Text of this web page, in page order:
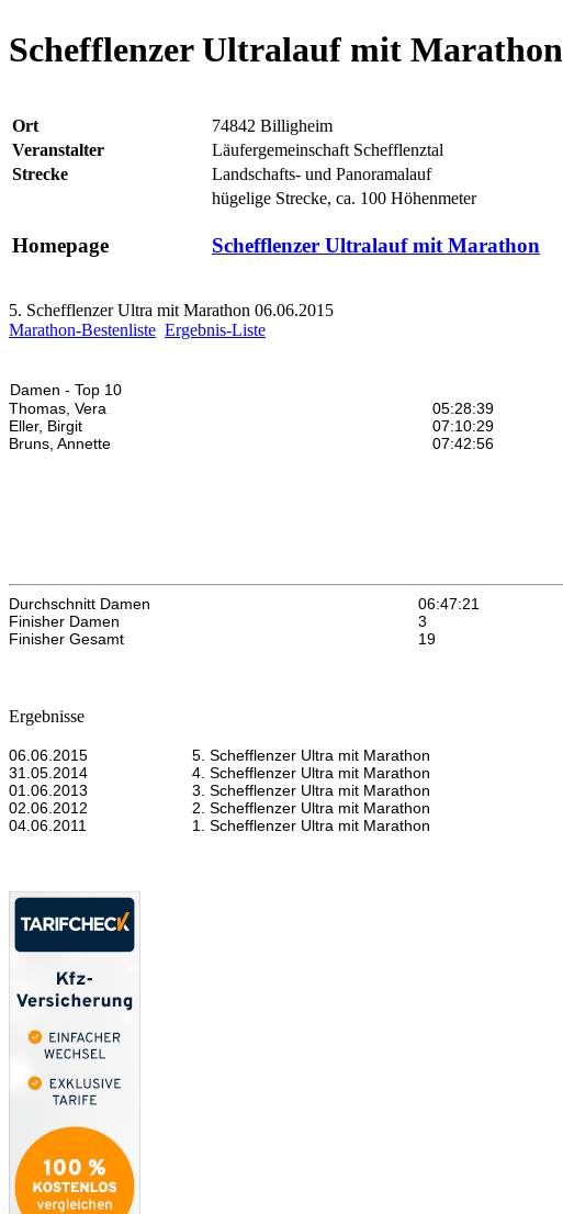
Schefflenzer Ultralauf mit Marathon
Ort
74842 Billigheim
Veranstalter
Läufergemeinschaft Schefflenztal
Strecke
Landschafts- und Panoramalauf
hügelige Strecke, ca. 100 Höhenmeter
Homepage Schefflenzer Ultralauf mit Marathon
5. Schefflenzer Ultra mit Marathon 06.06.2015
Marathon-Bestenliste Ergebnis-Liste
Damen - Top 10
Thomas, Vera
05:28:39
Eller, Birgit
07:10:29
Bruns, Annette
07:42:56
Durchschnitt Damen 06:47:21
Finisher Damen
3
Finisher Gesamt
19
Ergebnisse
06.06.2015 5. Schefflenzer Ultra mit Marathon
31.05.2014
4. Schefflenzer Ultra mit Marathon
01.06.2013
3. Schefflenzer Ultra mit Marathon
02.06.2012
2. Schefflenzer Ultra mit Marathon
04.06.2011
1. Schefflenzer Ultra mit Marathon